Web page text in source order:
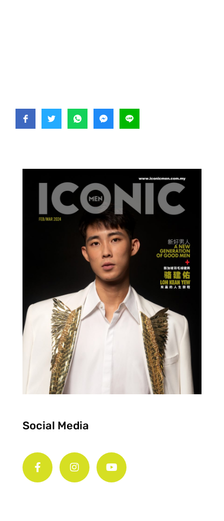
Social Media
a
c
n
s
o
u